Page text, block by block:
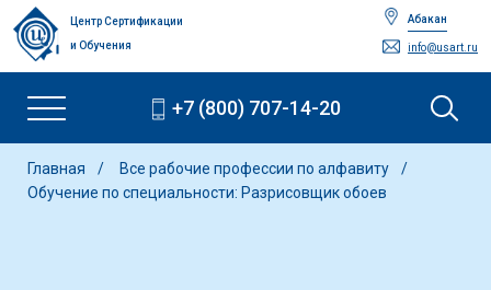
Центр Сертификации
и Обучения
Абакан
info@usart.ru
+7 (800) 707-14-20
Главная
Все рабочие профессии по алфавиту
Обучение по специальности: Разрисовщик обоев